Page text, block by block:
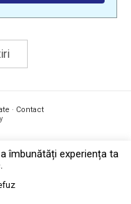
· Contact
îmbunătăți experiența ta